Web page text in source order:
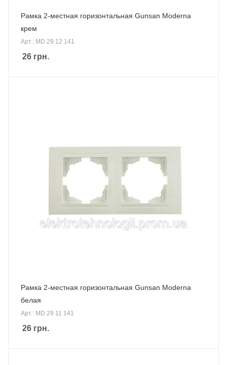
Рамка 2-местная горизонтальная Gunsan Moderna
крем
Арт.: MD 29 12 141
26 грн.
Рамка 2-местная горизонтальная Gunsan Moderna
белая
Арт.: MD 29 11 141
26 грн.